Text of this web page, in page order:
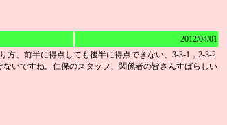
2012/04/01
、前半に得点しても後半に得点できない、3-3-1，2-3-2
いですね。仁保のスタッフ、関係者の皆さんすばらしい